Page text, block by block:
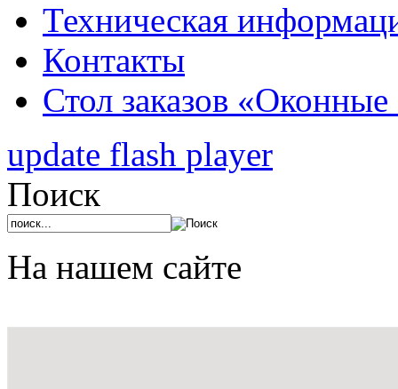
Техническая
Контакты
Стол заказов
update flash player
Поиск
На нашем сайте